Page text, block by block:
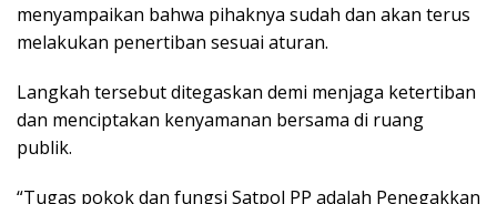
menyampaikan bahwa pihaknya sudah dan akan terus
melakukan penertiban sesuai aturan.
Langkah tersebut ditegaskan demi menjaga ketertiban
dan menciptakan kenyamanan bersama di ruang
publik.
“Tugas pokok dan fungsi Satpol PP adalah Penegakkan